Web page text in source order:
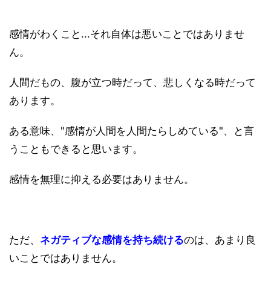
感情がわくこと...それ自体は悪いことではありませ
ん。
人間だもの、腹が立つ時だって、悲しくなる時だって
あります。
ある意味、"感情が人間を人間たらしめている"、と言
うこともできると思います。
感情を無理に抑える必要はありません。
ただ、 ネガティブな感情を持ち続けるのは、あまり良
いことではありません。